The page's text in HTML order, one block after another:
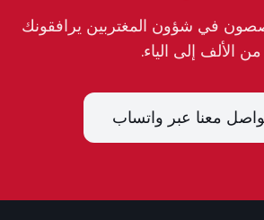
في شؤون المغتربين يرافقونك
من الألف إلى الياء.
معنا عبر واتساب